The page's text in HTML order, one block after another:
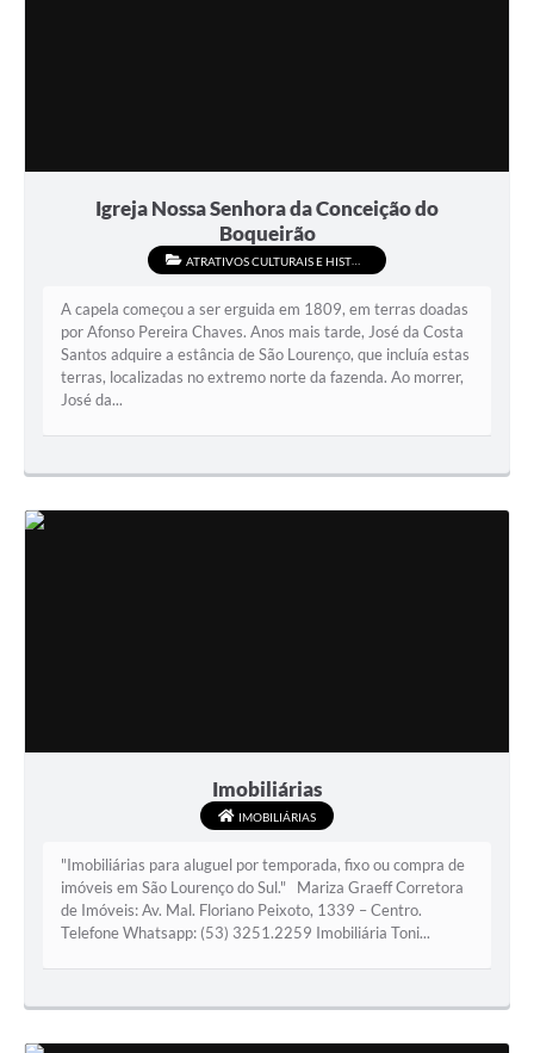
Igreja Nossa Senhora da Conceição do
Boqueirão
ATRATIVOS CULTURAIS E HISTÓRICOS
A capela começou a ser erguida em 1809, em terras doadas
por Afonso Pereira Chaves. Anos mais tarde, José da Costa
Santos adquire a estância de São Lourenço, que incluía estas
terras, localizadas no extremo norte da fazenda. Ao morrer,
José da...
Imobiliárias
IMOBILIÁRIAS
"Imobiliárias para aluguel por temporada, fixo ou compra de
imóveis em São Lourenço do Sul." Mariza Graeff Corretora
de Imóveis: Av. Mal. Floriano Peixoto, 1339 – Centro.
Telefone Whatsapp: (53) 3251.2259 Imobiliária Toni...